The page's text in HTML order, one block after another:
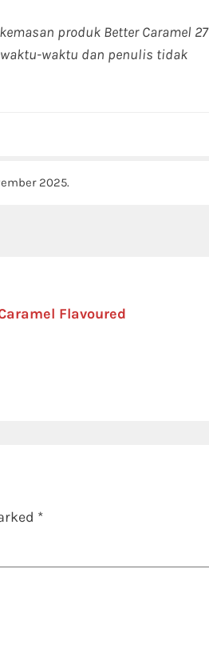
produk Better Caramel 27
waktu dan penulis tidak
2025.
Flavoured
*